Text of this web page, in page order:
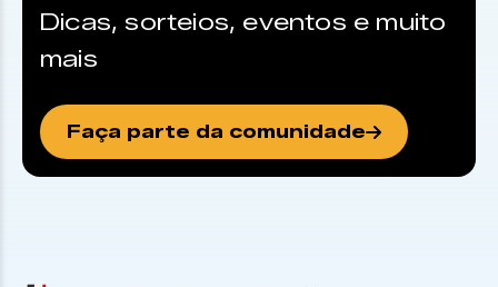
Dicas, sorteios, eventos e muito
mais
Faça parte da comunidade